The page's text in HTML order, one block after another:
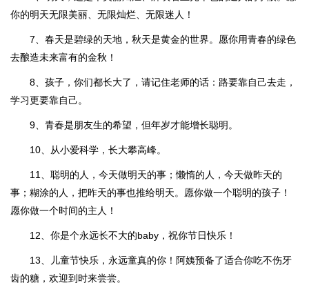
你的明天无限美丽、无限灿烂、无限迷人！
7、春天是碧绿的天地，秋天是黄金的世界。愿你用青春的绿色
去酿造未来富有的金秋！
8、孩子，你们都长大了，请记住老师的话：路要靠自己去走，
学习更要靠自己。
9、青春是朋友生的希望，但年岁才能增长聪明。
10、从小爱科学，长大攀高峰。
11、聪明的人，今天做明天的事；懒惰的人，今天做昨天的
事；糊涂的人，把昨天的事也推给明天。愿你做一个聪明的孩子！
愿你做一个时间的主人！
12、你是个永远长不大的baby，祝你节日快乐！
13、儿童节快乐，永远童真的你！阿姨预备了适合你吃不伤牙
齿的糖，欢迎到时来尝尝。